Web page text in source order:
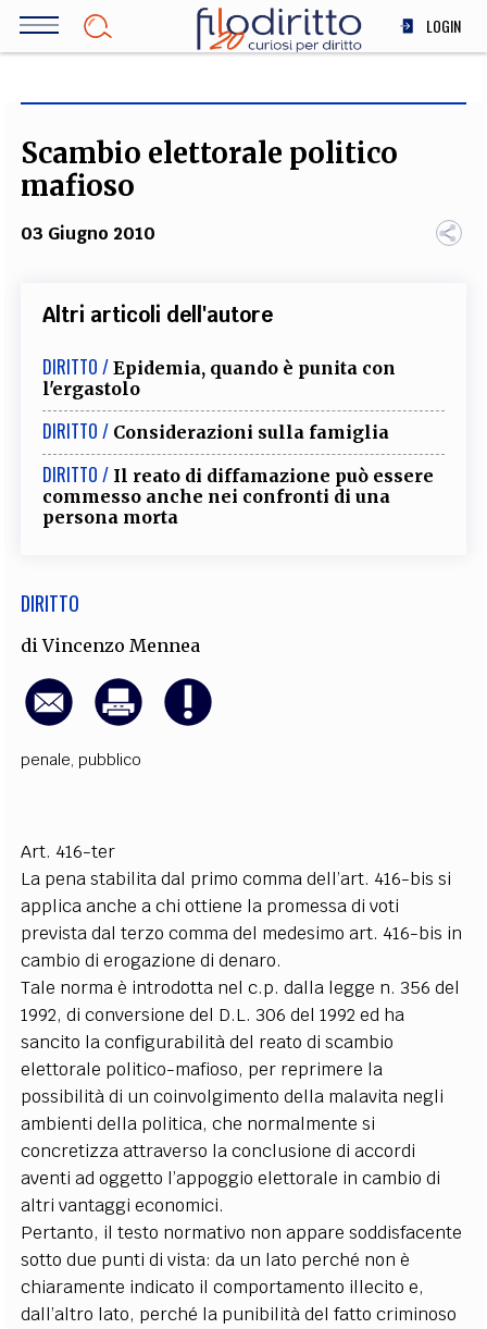
Salta
LOGIN
SOCIETÀ
ALTRO
FILODIRITTO REDAZIONE COMITATO SCIENTIFICO AUTORI
FOTOGRAFI
PARTNER COLLABORA CON NOI
Scambio elettorale politico
mafioso
03 Giugno 2010
Altri articoli dell'autore
DIRITTO / Epidemia, quando è punita con
l'ergastolo
DIRITTO / Considerazioni sulla famiglia
DIRITTO / Il reato di diffamazione può essere
commesso anche nei confronti di una
persona morta
DIRITTO
diVincenzo Mennea
penale, pubblico
Art. 416-ter
La pena stabilita dal primo comma dell’art. 416-bis si
applica anche a chi ottiene la promessa di voti
prevista dal terzo comma del medesimo art. 416-bis in
cambio di erogazione di denaro.
Tale norma è introdotta nel c.p. dalla legge n. 356 del
1992, di conversione del D.L. 306 del 1992 ed ha
sancito la configurabilità del reato di scambio
elettorale politico-mafioso, per reprimere la
possibilità di un coinvolgimento della malavita negli
ambienti della politica, che normalmente si
concretizza attraverso la conclusione di accordi
aventi ad oggetto l’appoggio elettorale in cambio di
altri vantaggi economici.
Pertanto, il testo normativo non appare soddisfacente
sotto due punti di vista: da un lato perché non è
chiaramente indicato il comportamento illecito e,
dall’altro lato, perché la punibilità del fatto criminoso